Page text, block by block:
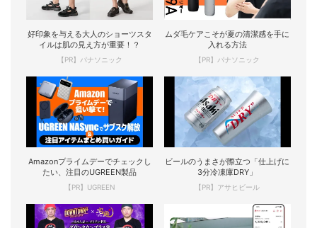
好印象を与える大人のショーツスタ
イルは肌の見え方が重要！？
【PR】パナソニック
ムダ毛ケアこそが夏の清潔感を手に
入れる方法
【PR】パナソニック
Amazonプライムデーでチェックし
たい、注目のUGREEN製品
【PR】UGREEN
ビールのうまさが際立つ「仕上げに
3分冷凍庫DRY」
【PR】アサヒビール